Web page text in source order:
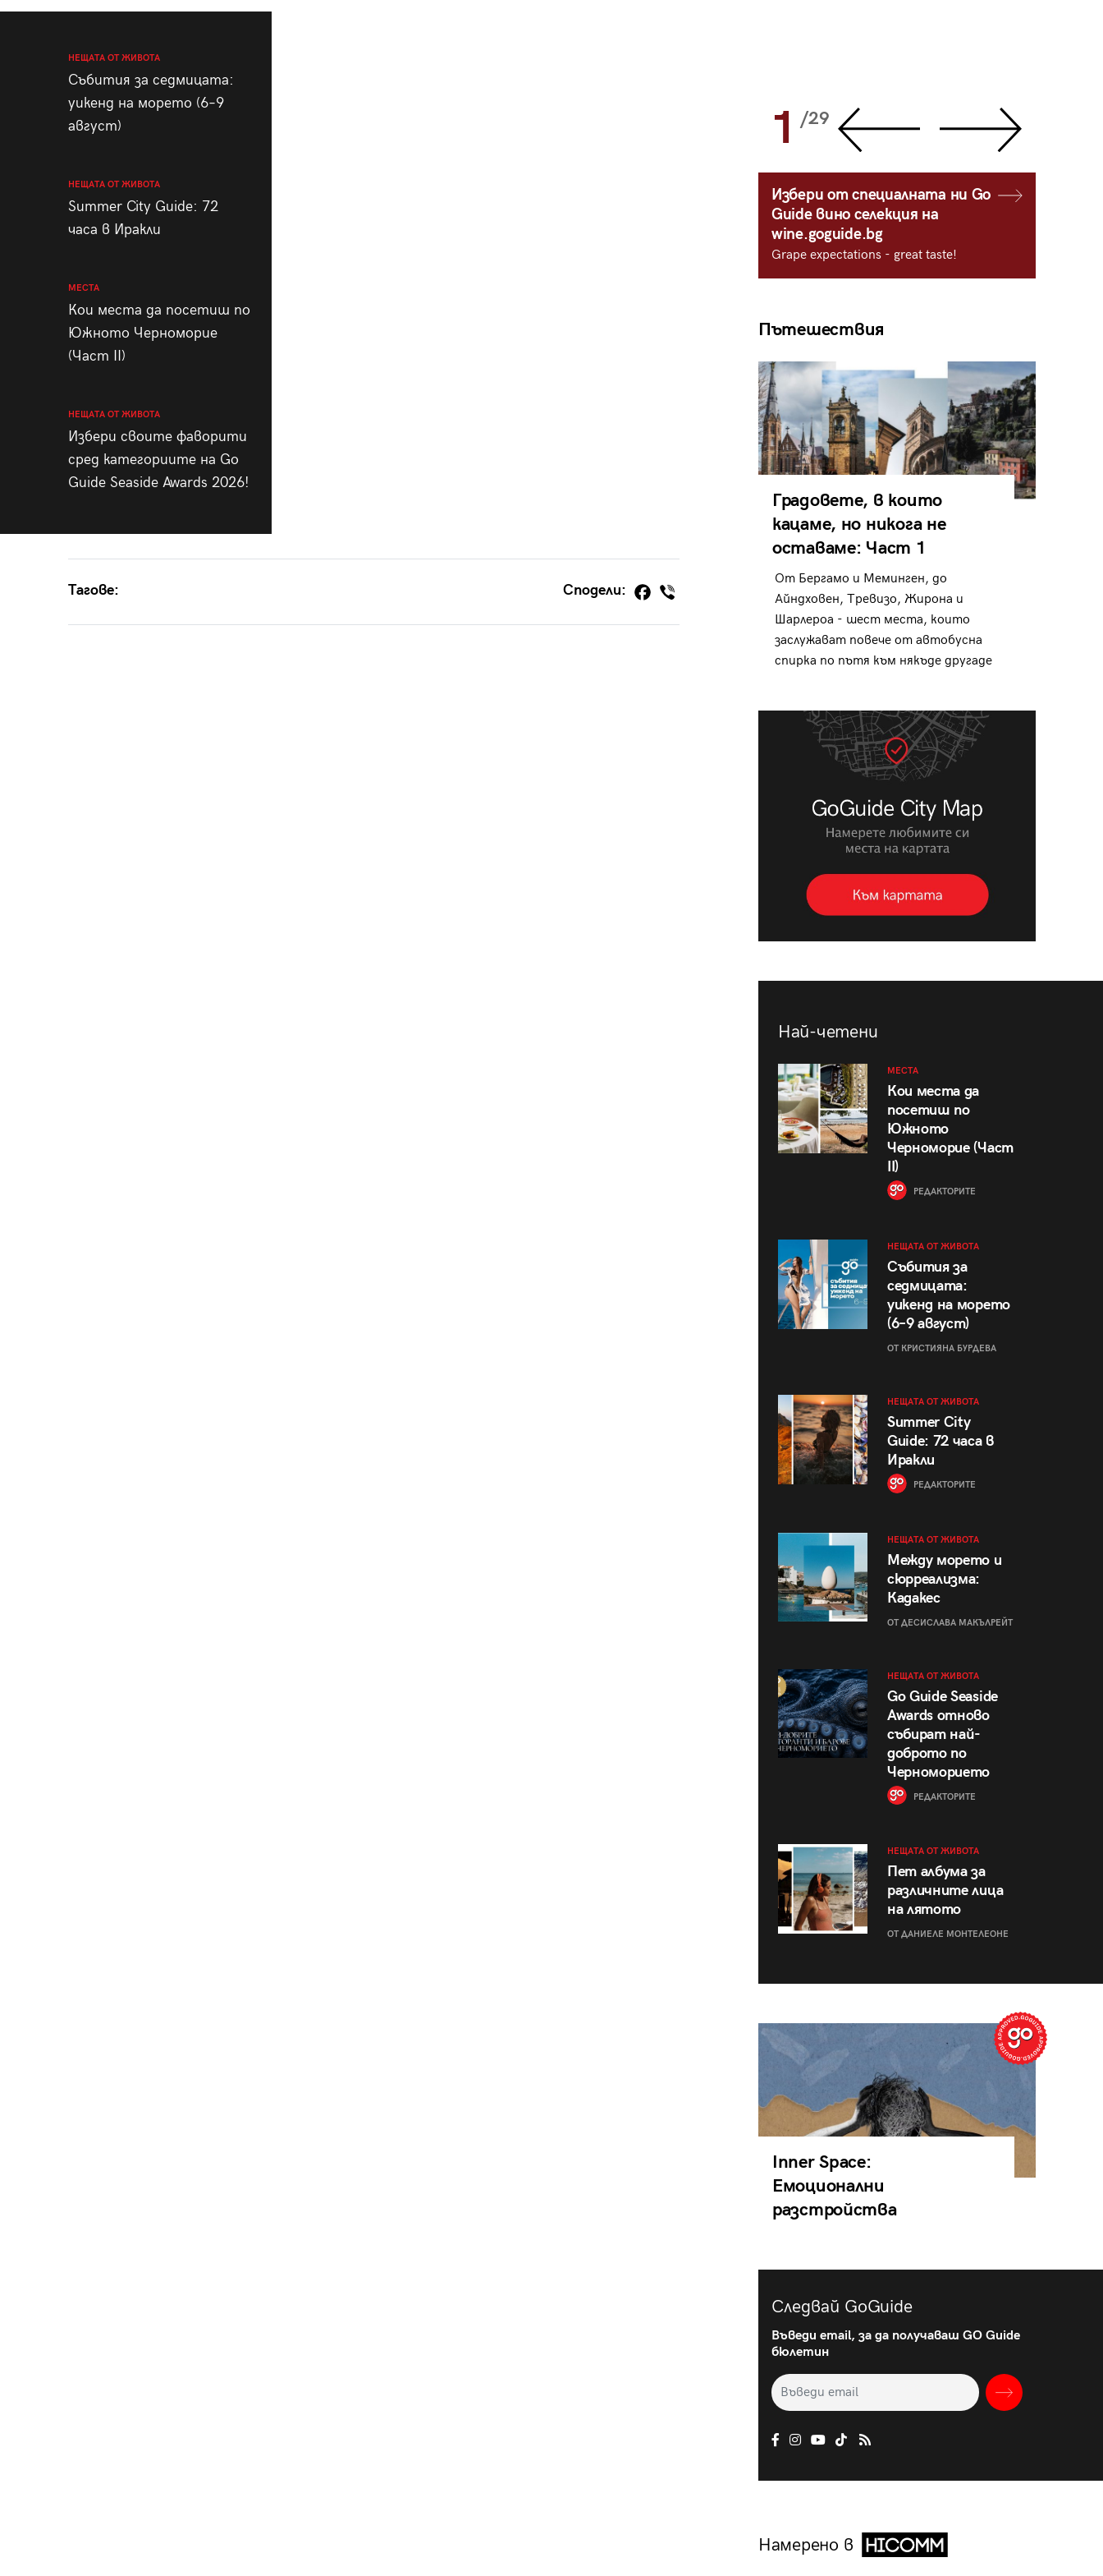
НЕЩАТА ОТ ЖИВОТА
Събития за седмицата:
уикенд на морето (6–9
август)
НЕЩАТА ОТ ЖИВОТА
Summer City Guide: 72
часа в Иракли
МЕСТА
Кои места да посетиш по
Южното Черноморие
(Част II)
НЕЩАТА ОТ ЖИВОТА
Избери своите фаворити
сред категориите на Go
Guide Seaside Awards 2026!
Тагове: Сподели:
1 /29
Избери от специалната ни Go
Guide вино селекция на
wine.goguide.bg
Grape expectations - great taste!
Пътешествия
Градовете, в които
кацаме, но никога не
оставаме: Част 1
От Бергамо и Меминген, до
Айндховен, Тревизо, Жирона и
Шарлероа - шест места, които
заслужават повече от автобусна
спирка по пътя към някъде другаде
Най-четени
МЕСТА
Кои места да
посетиш по
Южното
Черноморие (Част
II)
РЕДАКТОРИТЕ
НЕЩАТА ОТ ЖИВОТА
Събития за
седмицата:
уикенд на морето
(6–9 август)
ОТ КРИСТИЯНА БУРДЕВА
НЕЩАТА ОТ ЖИВОТА
Summer City
Guide: 72 часа в
Иракли
РЕДАКТОРИТЕ
НЕЩАТА ОТ ЖИВОТА
Между морето и
сюрреализма:
Кадакес
ОТ ДЕСИСЛАВА МАКЪЛРЕЙТ
НЕЩАТА ОТ ЖИВОТА
Go Guide Seaside
Awards отново
събират най-
доброто по
Черноморието
РЕДАКТОРИТЕ
НЕЩАТА ОТ ЖИВОТА
Пет албума за
различните лица
на лятото
ОТ ДАНИЕЛЕ МОНТЕЛЕОНЕ
Inner Space:
Емоционални
разстройства
Следвай GoGuide
Въведи email, за да получаваш GO Guide
бюлетин
Намерено в